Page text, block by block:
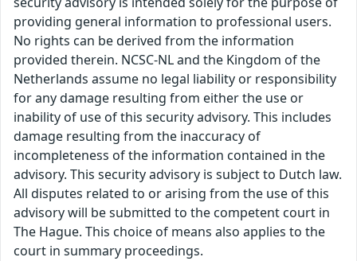
providing general information to professional users.
No rights can be derived from the information
provided therein. NCSC-NL and the Kingdom of the
Netherlands assume no legal liability or responsibility
for any damage resulting from either the use or
inability of use of this security advisory. This includes
damage resulting from the inaccuracy of
incompleteness of the information contained in the
advisory. This security advisory is subject to Dutch law.
All disputes related to or arising from the use of this
advisory will be submitted to the competent court in
The Hague. This choice of means also applies to the
court in summary proceedings.